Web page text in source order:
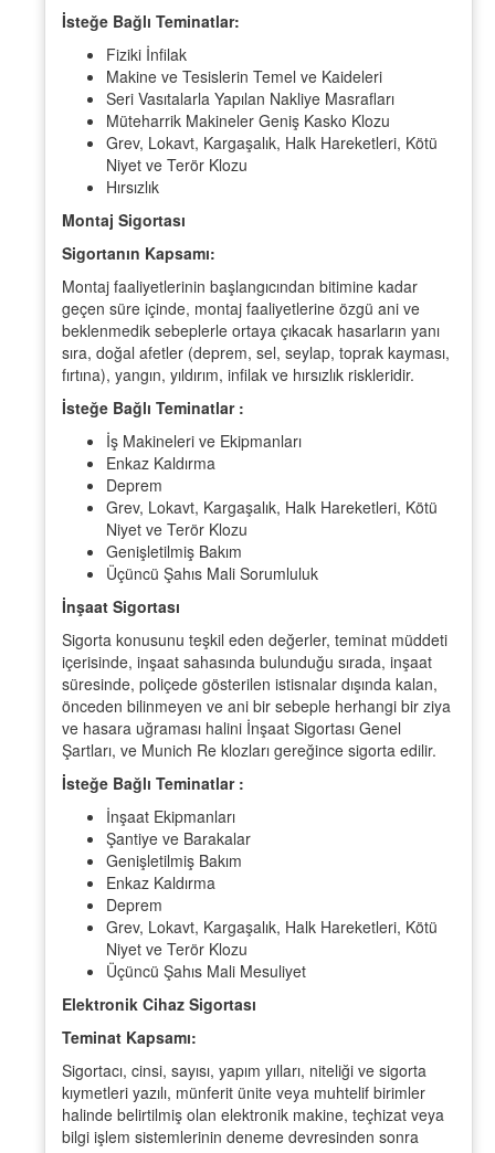
İsteğe Bağlı Teminatlar:
Fiziki İnfilak
Makine ve Tesislerin Temel ve Kaideleri
Seri Vasıtalarla Yapılan Nakliye Masrafları
Müteharrik Makineler Geniş Kasko Klozu
Grev, Lokavt, Kargaşalık, Halk Hareketleri, Kötü
Niyet ve Terör Klozu
Hırsızlık
Montaj Sigortası
Sigortanın Kapsamı:
Montaj faaliyetlerinin başlangıcından bitimine kadar
geçen süre içinde, montaj faaliyetlerine özgü ani ve
beklenmedik sebeplerle ortaya çıkacak hasarların yanı
sıra, doğal afetler (deprem, sel, seylap, toprak kayması,
fırtına), yangın, yıldırım, infilak ve hırsızlık riskleridir.
İsteğe Bağlı Teminatlar :
İş Makineleri ve Ekipmanları
Enkaz Kaldırma
Deprem
Grev, Lokavt, Kargaşalık, Halk Hareketleri, Kötü
Niyet ve Terör Klozu
Genişletilmiş Bakım
Üçüncü Şahıs Mali Sorumluluk
İnşaat Sigortası
Sigorta konusunu teşkil eden değerler, teminat müddeti
içerisinde, inşaat sahasında bulunduğu sırada, inşaat
süresinde, poliçede gösterilen istisnalar dışında kalan,
önceden bilinmeyen ve ani bir sebeple herhangi bir ziya
ve hasara uğraması halini İnşaat Sigortası Genel
Şartları, ve Munich Re klozları gereğince sigorta edilir.
İsteğe Bağlı Teminatlar :
İnşaat Ekipmanları
Şantiye ve Barakalar
Genişletilmiş Bakım
Enkaz Kaldırma
Deprem
Grev, Lokavt, Kargaşalık, Halk Hareketleri, Kötü
Niyet ve Terör Klozu
Üçüncü Şahıs Mali Mesuliyet
Elektronik Cihaz Sigortası
Teminat Kapsamı:
Sigortacı, cinsi, sayısı, yapım yılları, niteliği ve sigorta
kıymetleri yazılı, münferit ünite veya muhtelif birimler
halinde belirtilmiş olan elektronik makine, teçhizat veya
bilgi işlem sistemlerinin deneme devresinden sonra